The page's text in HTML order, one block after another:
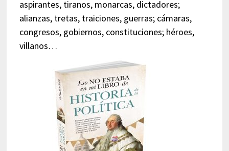
aspirantes, tiranos, monarcas, dictadores;
alianzas, tretas, traiciones, guerras; cámaras,
congresos, gobiernos, constituciones; héroes,
villanos…